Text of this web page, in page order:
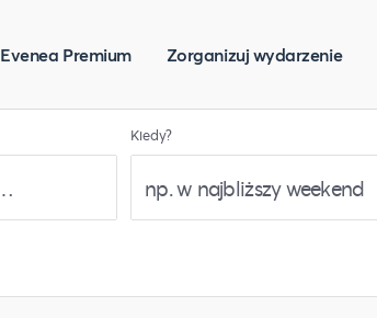
Evenea Premium Zorganizuj wydarzenie
Kiedy?